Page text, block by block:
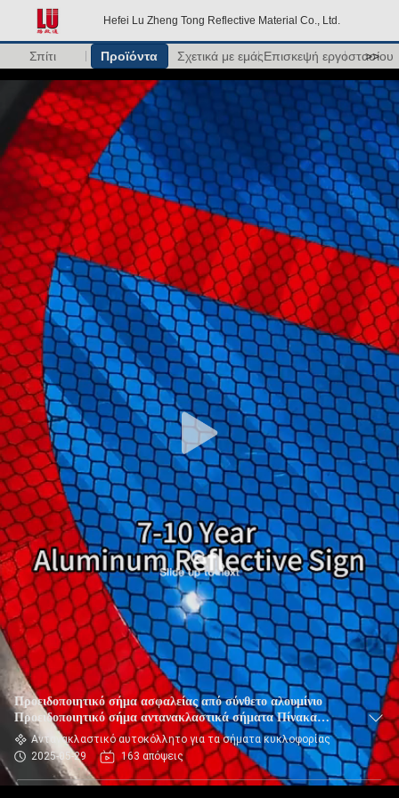
Hefei Lu Zheng Tong Reflective Material Co., Ltd.
Σπίτι Προϊόντα Σχετικά με εμάςΕπισκεψή εργοστασίου
>>
Προειδοποιητικό σήμα ασφαλείας από σύνθετο αλουμίνιο
Προειδοποιητικό σήμα αντανακλαστικά σήματα Πίνακα
Κόκκινο τρίγωνο Στρογγυλό τετραγωνικό σήμα οδικής
κυκλοφορίας
Αντανακλαστικό αυτοκόλλητο για τα σήματα κυκλοφορίας
2025-05-29
163 απόψεις